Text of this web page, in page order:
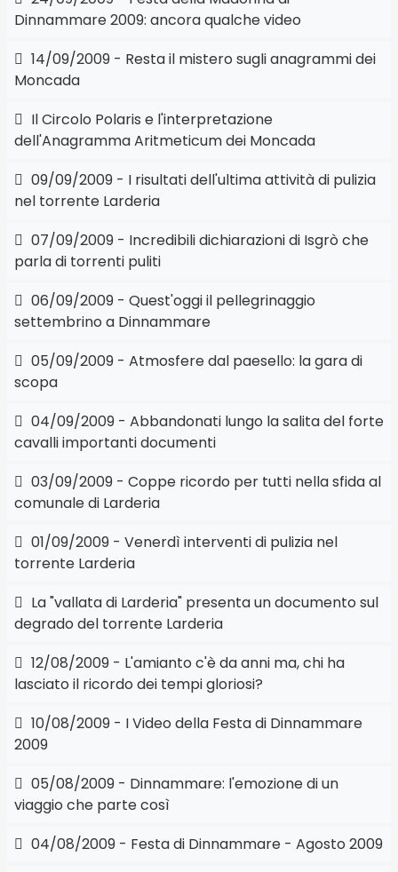
Dinnammare 2009: ancora qualche video
14/09/2009 - Resta il mistero sugli anagrammi dei
Moncada
Il Circolo Polaris e l'interpretazione
dell'Anagramma Aritmeticum dei Moncada
09/09/2009 - I risultati dell'ultima attività di pulizia
nel torrente Larderia
07/09/2009 - Incredibili dichiarazioni di Isgrò che
parla di torrenti puliti
06/09/2009 - Quest'oggi il pellegrinaggio
settembrino a Dinnammare
05/09/2009 - Atmosfere dal paesello: la gara di
scopa
04/09/2009 - Abbandonati lungo la salita del forte
cavalli importanti documenti
03/09/2009 - Coppe ricordo per tutti nella sfida al
comunale di Larderia
01/09/2009 - Venerdì interventi di pulizia nel
torrente Larderia
La "vallata di Larderia" presenta un documento sul
degrado del torrente Larderia
12/08/2009 - L'amianto c'è da anni ma, chi ha
lasciato il ricordo dei tempi gloriosi?
10/08/2009 - I Video della Festa di Dinnammare
2009
05/08/2009 - Dinnammare: l'emozione di un
viaggio che parte così
04/08/2009 - Festa di Dinnammare - Agosto 2009